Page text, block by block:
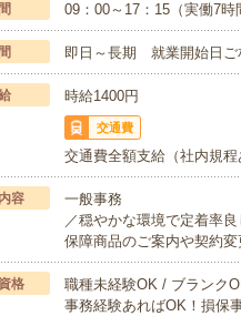
09：00～17：15（実働7時
即日～長期 就業開始日ご
時給1400円
交通費
交通費全額支給（社内規程
容
一般事務
／穏やかな環境で定着率
保障商品のご案内や契約
格
職種未経験OK / ブランク
事務経験あればOK！損保